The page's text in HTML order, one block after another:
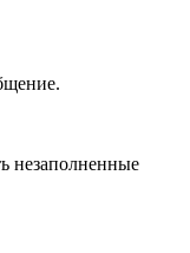
незаполненные